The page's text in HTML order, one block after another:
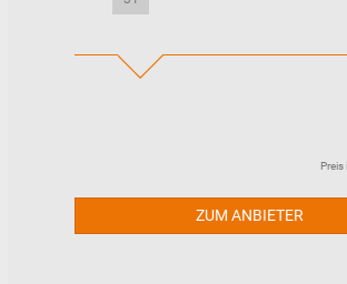
Preis
ZUM ANBIETER